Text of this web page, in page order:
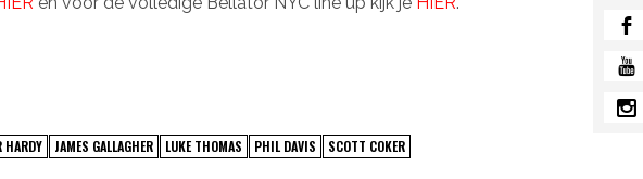
HARDY JAMES GALLAGHER LUKE THOMAS PHIL DAVIS SCOTT COKER